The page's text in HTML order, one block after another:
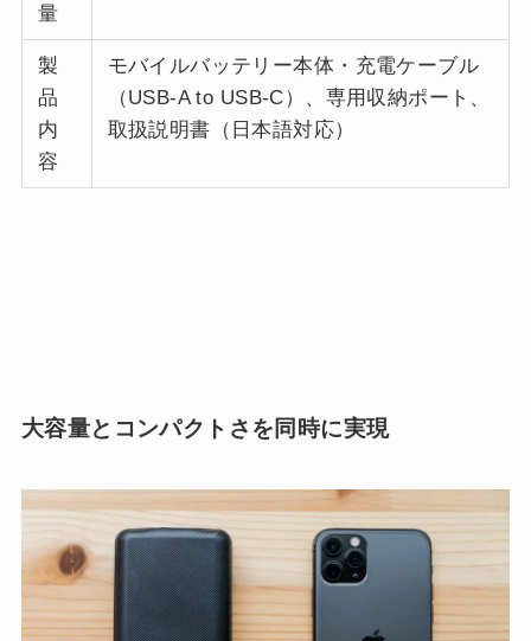
量
製
品
内
容
モバイルバッテリー本体・充電ケーブル
（USB-A to USB-C）、専用収納ポート、
取扱説明書（日本語対応）
大容量とコンパクトさを同時に実現